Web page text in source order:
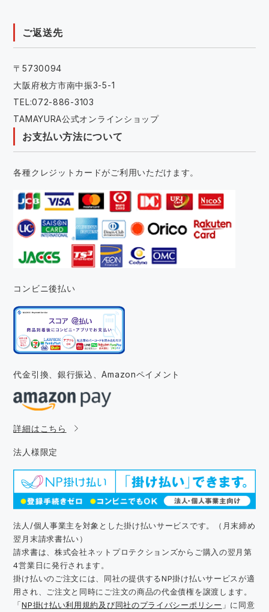
ご返送先
〒5730094
大阪府枚方市南中振3-5-1
TEL:072-886-3103
TAMAYURA公式オンラインショップ
お支払い方法について
各種クレジットカードがご利用いただけます。
コンビニ後払い
代金引換、銀行振込、Amazonペイメント
詳細はこちら
法人様限定
法人/個人事業主を対象とした掛け払いサービスです。（月末締め
翌月末請求書払い）
請求書は、株式会社ネットプロテクションズからご購入の翌月第
4営業日に発行されます。
掛け払いのご注文には、同社の提供するNP掛け払いサービスが適
用され、ご注文と同時にご注文の商品の代金債権を譲渡します。
「NP掛け払い利用規約及び同社のプライバシーポリシー 」に同意